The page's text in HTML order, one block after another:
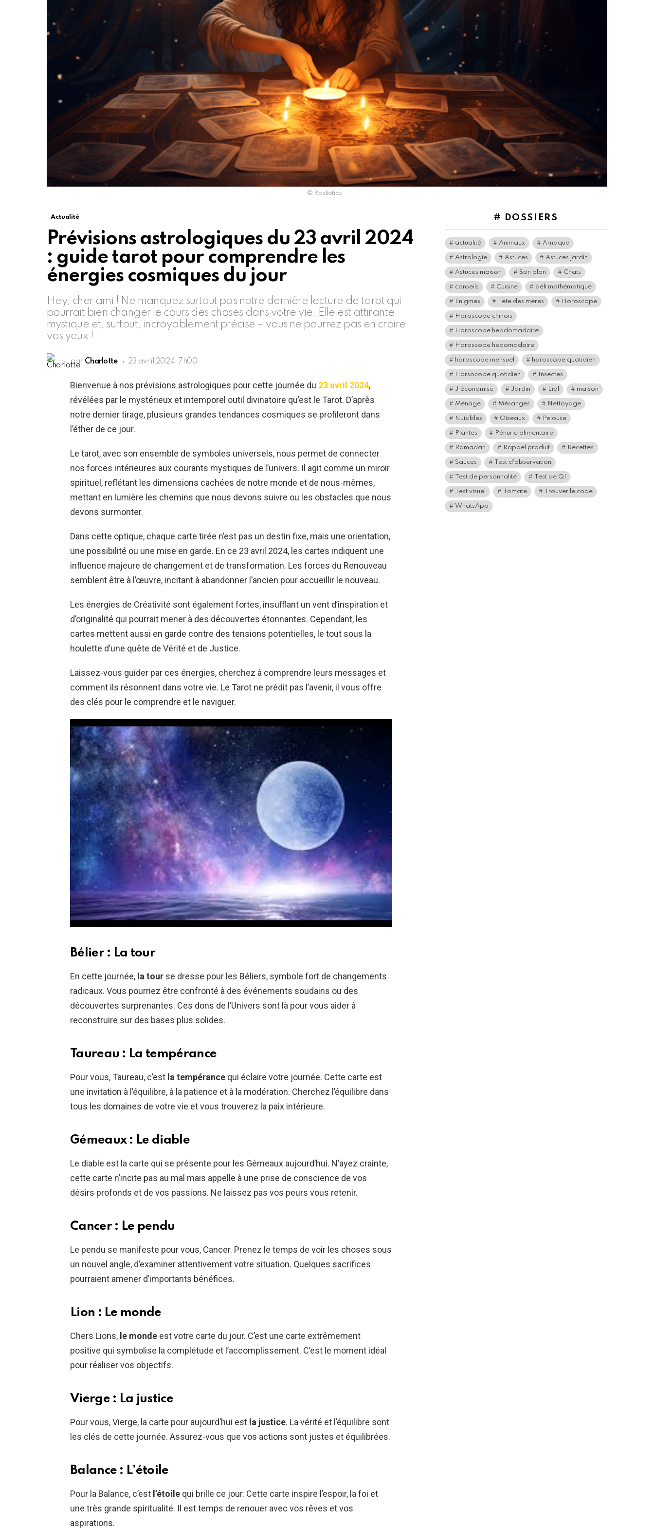
© Radiotips
Actualité
Prévisions astrologiques du 23 avril 2024
: guide tarot pour comprendre les
énergies cosmiques du jour
Hey, cher ami ! Ne manquez surtout pas notre dernière lecture de tarot qui
pourrait bien changer le cours des choses dans votre vie. Elle est attirante,
mystique et, surtout, incroyablement précise – vous ne pourrez pas en croire
vos yeux !
par Charlotte 23 avril 2024, 7h00
Bienvenue à nos prévisions astrologiques pour cette journée du 23 avril 2024,
révélées par le mystérieux et intemporel outil divinatoire qu’est le Tarot. D’après
notre dernier tirage, plusieurs grandes tendances cosmiques se profileront dans
l’éther de ce jour.
Le tarot, avec son ensemble de symboles universels, nous permet de connecter
nos forces intérieures aux courants mystiques de l’univers. Il agit comme un miroir
spirituel, reflétant les dimensions cachées de notre monde et de nous-mêmes,
mettant en lumière les chemins que nous devons suivre ou les obstacles que nous
devons surmonter.
Dans cette optique, chaque carte tirée n’est pas un destin fixe, mais une orientation,
une possibilité ou une mise en garde. En ce 23 avril 2024, les cartes indiquent une
influence majeure de changement et de transformation. Les forces du Renouveau
semblent être à l’œuvre, incitant à abandonner l’ancien pour accueillir le nouveau.
Les énergies de Créativité sont également fortes, insufflant un vent d’inspiration et
d’originalité qui pourrait mener à des découvertes étonnantes. Cependant, les
cartes mettent aussi en garde contre des tensions potentielles, le tout sous la
houlette d’une quête de Vérité et de Justice.
Laissez-vous guider par ces énergies, cherchez à comprendre leurs messages et
comment ils résonnent dans votre vie. Le Tarot ne prédit pas l’avenir, il vous offre
des clés pour le comprendre et le naviguer.
Bélier : La tour
En cette journée, la tour se dresse pour les Béliers, symbole fort de changements
radicaux. Vous pourriez être confronté à des événements soudains ou des
découvertes surprenantes. Ces dons de l’Univers sont là pour vous aider à
reconstruire sur des bases plus solides.
Taureau : La tempérance
Pour vous, Taureau, c’est la tempérance qui éclaire votre journée. Cette carte est
une invitation à l’équilibre, à la patience et à la modération. Cherchez l’équilibre dans
tous les domaines de votre vie et vous trouverez la paix intérieure.
Gémeaux : Le diable
Le diable est la carte qui se présente pour les Gémeaux aujourd’hui. N’ayez crainte,
cette carte n’incite pas au mal mais appelle à une prise de conscience de vos
désirs profonds et de vos passions. Ne laissez pas vos peurs vous retenir.
Cancer : Le pendu
Le pendu se manifeste pour vous, Cancer. Prenez le temps de voir les choses sous
un nouvel angle, d’examiner attentivement votre situation. Quelques sacrifices
pourraient amener d’importants bénéfices.
Lion : Le monde
Chers Lions, le monde est votre carte du jour. C’est une carte extrêmement
positive qui symbolise la complétude et l’accomplissement. C’est le moment idéal
pour réaliser vos objectifs.
Vierge : La justice
Pour vous, Vierge, la carte pour aujourd’hui est la justice. La vérité et l’équilibre sont
les clés de cette journée. Assurez-vous que vos actions sont justes et équilibrées.
Balance : L’étoile
Pour la Balance, c’est l’étoile qui brille ce jour. Cette carte inspire l’espoir, la foi et
une très grande spiritualité. Il est temps de renouer avec vos rêves et vos
aspirations.
# DOSSIERS
actualité Animaux Arnaque
Astrologie Astuces Astuces jardin
Astuces maison Bon plan Chats
conseils Cuisine défi mathématique
Enigmes Fête des mères Horoscope
Horoscope chinois
Horoscope hebdomadaire
Horoscope hedomadaire
horoscope mensuel horoscope quotidien
Horsocope quotidien Insectes
J'économise Jardin Lidl maison
Ménage Mésanges Nettoyage
Nuisibles Oiseaux Pelouse
Plantes Pénurie alimentaire
Ramadan Rappel produit Recettes
Sauces Test d'observation
Test de personnalité Test de QI
Test visuel Tomate Trouver le code
WhatsApp